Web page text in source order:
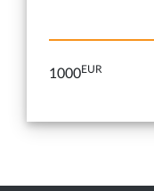
1000EUR